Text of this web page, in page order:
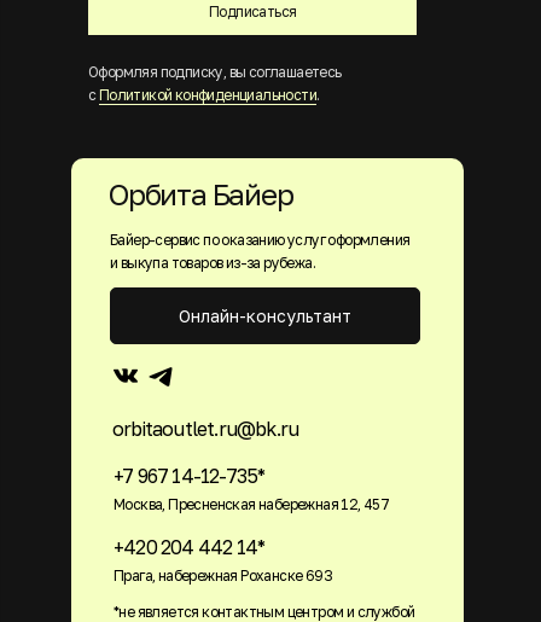
Подписаться
Оформляя подписку, вы соглашаетесь
с Политикой конфиденциальности.
Байер-сервис по оказанию услуг оформления
и выкупа товаров из-за рубежа.
+7 967 14-12-735*
Москва, Пресненская набережная 12, 457
+420 204 442 14*
Прага, набережная Роханске 693
orbitaoutlet.ru@bk.ru
Онлайн-консультант
Орбита Байер
*не является контактным центром и службой